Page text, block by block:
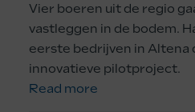
Vier boeren uit de regio
vastleggen in de bodem.
eerste bedrijven in Altena
innovatieve pilotproject.
Read more